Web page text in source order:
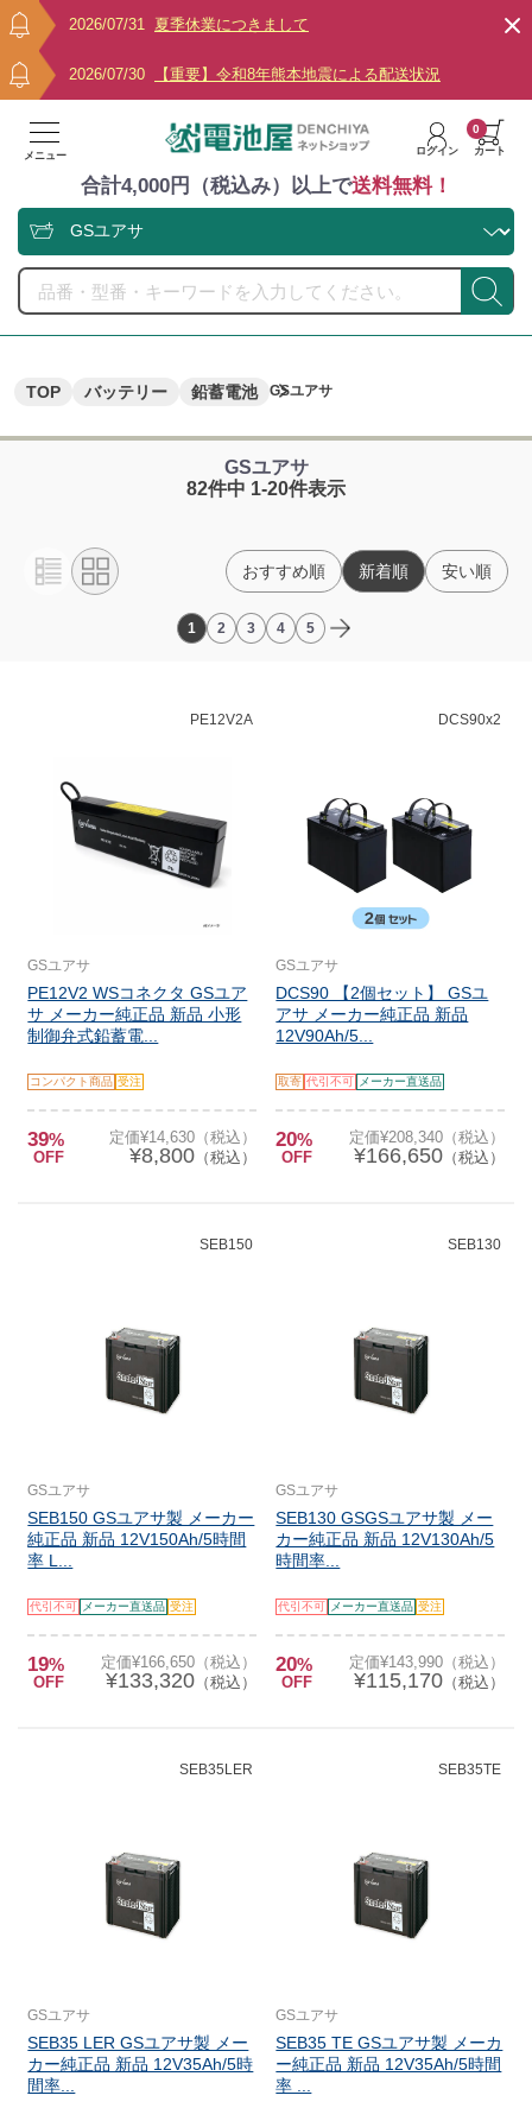
2026/07/31 夏季休業につきまして
2026/07/30 【重要】令和8年熊本地震による配送状況
メニュー ログイン カート
0
合計4,000円（税込み）以上で送料無料！
TOP バッテリー 鉛蓄電池 GSユアサ
GSユアサ
82件中 1-20件表示
1 2 3 4 5
おすすめ順 新着順 安い順
PE12V2A
GSユアサ
PE12V2 WSコネクタ GSユア
サ メーカー純正品 新品 小形
制御弁式鉛蓄電...
コンパクト商品 受注
39%
OFF
定価¥14,630（税込）
¥8,800（税込）
DCS90x2
GSユアサ
DCS90 【2個セット】 GSユ
アサ メーカー純正品 新品
12V90Ah/5...
取寄 代引不可 メーカー直送品
20%
OFF
定価¥208,340（税込）
¥166,650（税込）
SEB150
GSユアサ
SEB150 GSユアサ製 メーカー
純正品 新品 12V150Ah/5時間
率 L...
代引不可 メーカー直送品 受注
19%
OFF
定価¥166,650（税込）
¥133,320（税込）
SEB130
GSユアサ
SEB130 GSGSユアサ製 メー
カー純正品 新品 12V130Ah/5
時間率...
代引不可 メーカー直送品 受注
20%
OFF
定価¥143,990（税込）
¥115,170（税込）
SEB35LER
GSユアサ
SEB35 LER GSユアサ製 メー
カー純正品 新品 12V35Ah/5時
間率...
SEB35TE
GSユアサ
SEB35 TE GSユアサ製 メーカ
ー純正品 新品 12V35Ah/5時間
率 ...